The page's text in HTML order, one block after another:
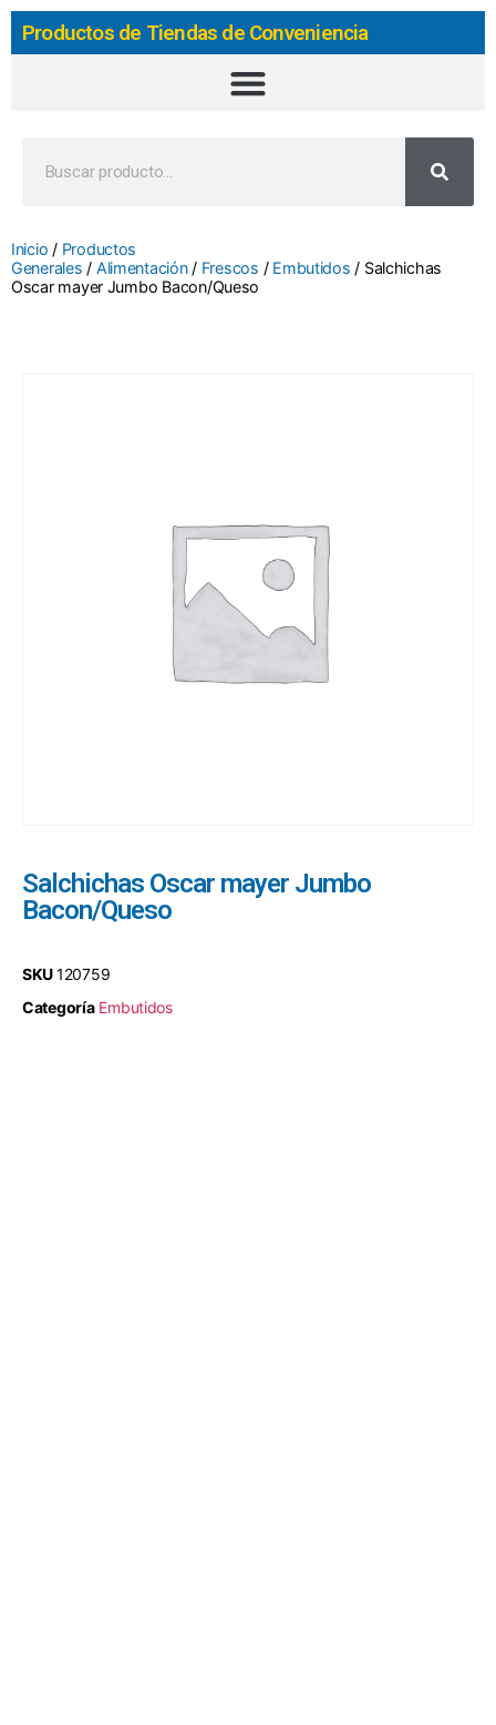
Productos de Tiendas de Conveniencia
Inicio / Productos
Generales / Alimentación/ Frescos / Embutidos / Salchichas
Oscar mayer Jumbo Bacon/Queso
Salchichas Oscar mayer Jumbo
Bacon/Queso
SKU120759
Categoría Embutidos